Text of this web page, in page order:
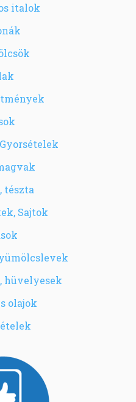
italok
tészta
Sajtok
hüvelyesek
olajok